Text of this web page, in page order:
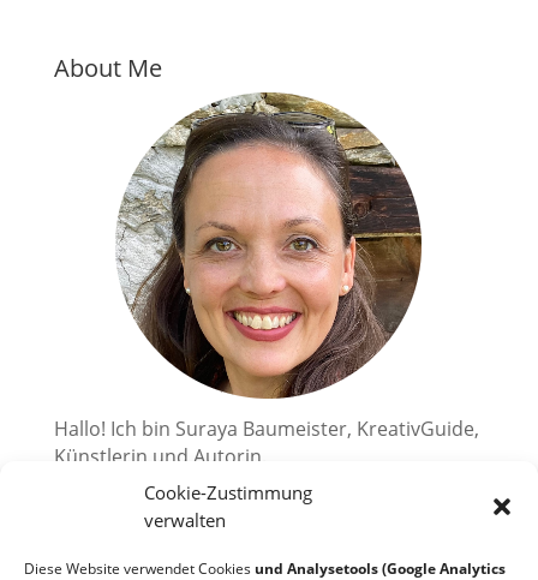
Cookie-Zustimmung
verwalten
Diese Website verwendet Cookies und Analysetools (Google Analytics
About Me
Hallo! Ich bin Suraya Baumeister, KreativGuide,
Künstlerin und Autorin.
Ich zeige dir, wie du deine kreativen
Superkräfte aktivieren kannst.
2010 habe ich mir einen großen Traum erfüllt